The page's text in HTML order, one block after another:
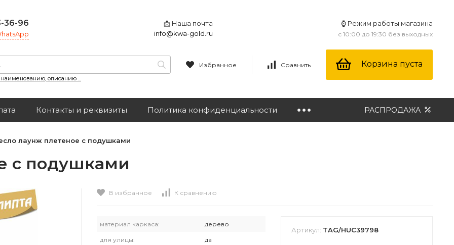
36-96
📩 Наша почта
info@kwa-gold.ru
⌚ Режим работы магазина
с 10:00 до 19:30 без выходных
наименованию, описанию ...
Избранное Сравнить Корзина пуста
Контакты и реквизиты Политика конфиденциальности РАСПРОДАЖА
лаунж плетеное с подушками
с подушками
В избранное К сравнению
материал каркаса: дерево
для улицы: да
Артикул: TAG/HUC39798